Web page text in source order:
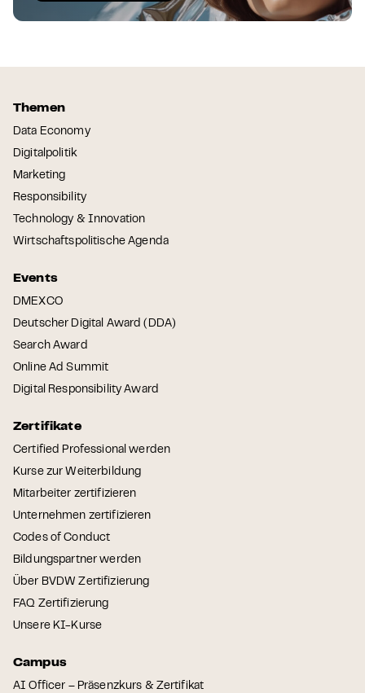
Themen
Data Economy
Digitalpolitik
Marketing
Responsibility
Technology & Innovation
Wirtschaftspolitische Agenda
Events
DMEXCO
Deutscher Digital Award (DDA)
Search Award
Online Ad Summit
Digital Responsibility Award
Zertifikate
Certified Professional werden
Kurse zur Weiterbildung
Mitarbeiter zertifizieren
Unternehmen zertifizieren
Codes of Conduct
Bildungspartner werden
Über BVDW Zertifizierung
FAQ Zertifizierung
Unsere KI-Kurse
Campus
AI Officer – Präsenzkurs & Zertifikat